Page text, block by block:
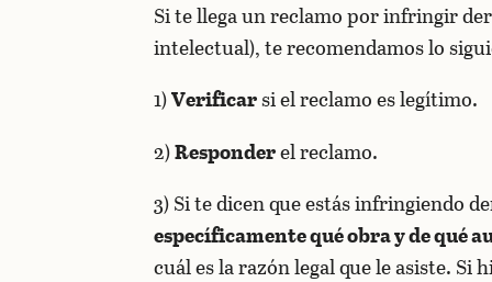
Si te llega un reclamo por infringir
intelectual), te recomendamos lo
1)Verificarsi el reclamo es legítimo.
2)Responderel reclamo.
3) Si te dicen que estás infringiendo
específicamente qué obra y de qué
cuál es la razón legal que le asiste. Si